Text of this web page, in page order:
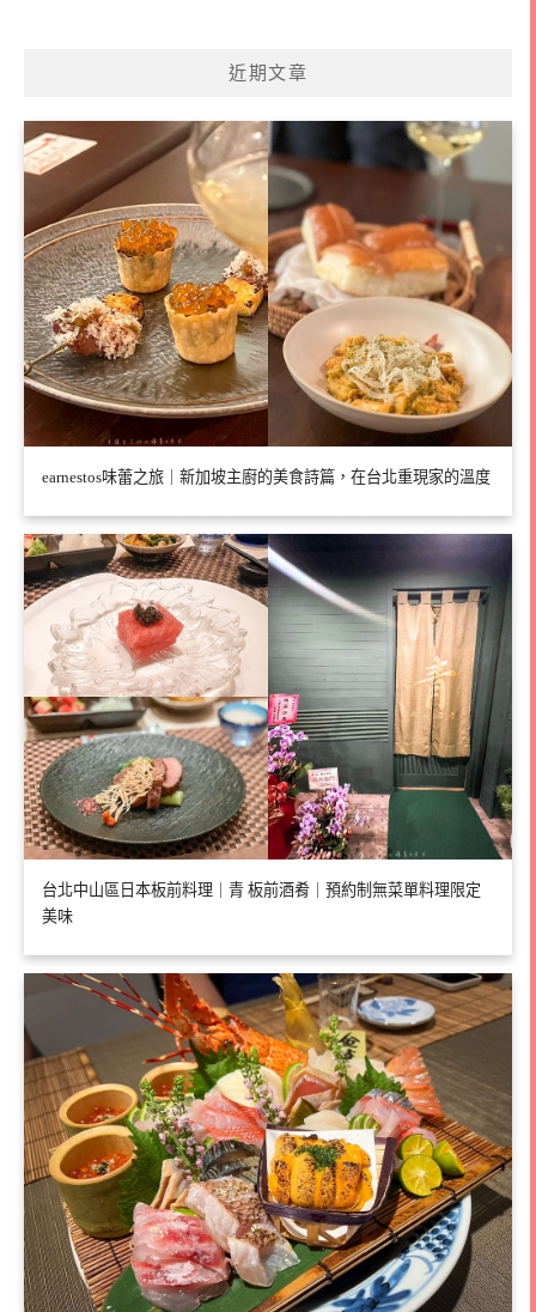
近期文章
earnestos味蕾之旅｜新加坡主廚的美食詩篇，在台北重現家的溫度
台北中山區日本板前料理｜青 板前酒肴｜預約制無菜單料理限定
美味